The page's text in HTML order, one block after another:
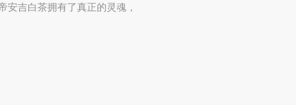
吉白茶拥有了真正的灵魂，